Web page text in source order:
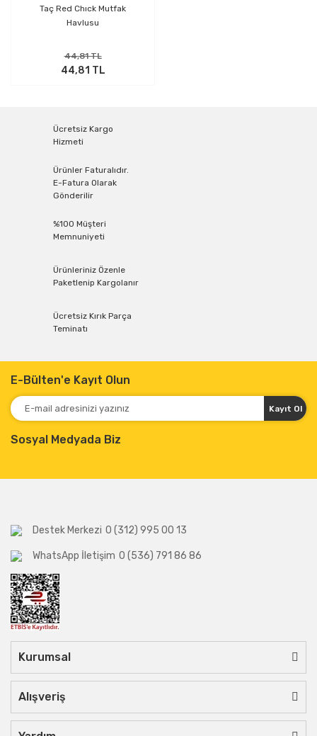
Taç Red Chıck Mutfak
Havlusu
44,81 TL
44,81 TL
Ücretsiz Kargo
Hizmeti
Ürünler Faturalıdır.
E-Fatura Olarak
Gönderilir
%100 Müşteri
Memnuniyeti
Ürünleriniz Özenle
Paketlenip Kargolanır
Ücretsiz Kırık Parça
Teminatı
E-Bülten'e Kayıt Olun
Kayıt Ol
Sosyal Medyada Biz
Destek Merkezi 0 (312) 995 00 13
WhatsApp İletişim 0 (536) 791 86 86
Kurumsal
Alışveriş